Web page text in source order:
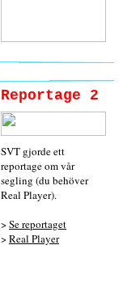
Reportage 2
SVT gjorde ett
reportage om vår
segling (du behöver
Real Player).
>Se reportaget
>Real Player